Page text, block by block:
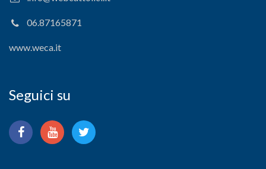
06.87165871
www.weca.it
Seguici su